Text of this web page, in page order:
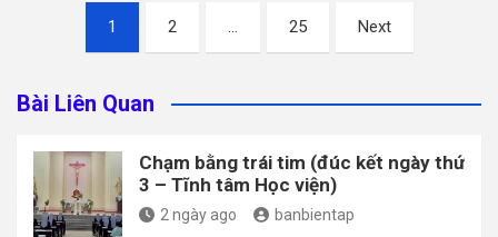
hướng
bài
1 2 … 25 Next
Bài Liên Quan
Chạm bằng trái tim (đúc kết ngày thứ
3 – Tĩnh tâm Học viện)
2 ngày ago banbientap